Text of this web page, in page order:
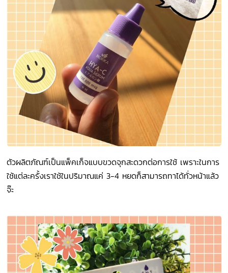
ตัวผลิตภัณฑ์เป็นแพ็คเก็จแบบขวดจุกสะดวกต่อการใช้ เพราะในการ
ใช้แต่ละครั้งเราใช้ในปริมาณแค่ 3-4 หยดก็สามารถทาได้ทั่วหน้าแล้ว
จ๊ะ